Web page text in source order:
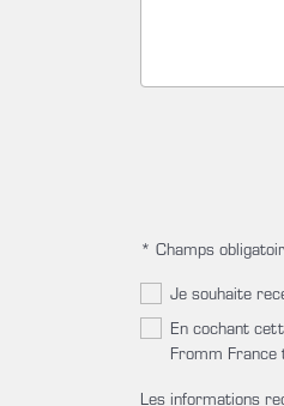
* Champs
Je souhaite
En cochant
Fromm France
Les informations